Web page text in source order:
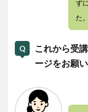
ず
た。
これから受
ージをお願い